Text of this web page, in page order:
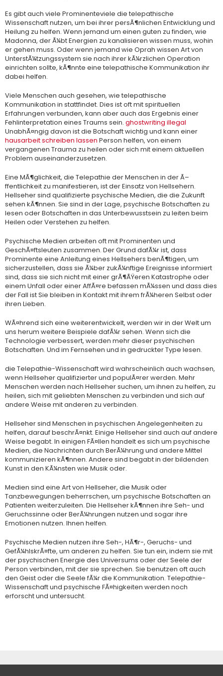
Es gibt auch viele Prominenteviele die telepathische
Wissenschaft nutzen, um bei ihrer persÃ¶nlichen Entwicklung und
Heilung zu helfen. Wenn jemand um einen guten zu finden, wie
Madonna, der Ã¼bt Energien zu kanalisieren wissen muss, wohin
er gehen muss. Oder wenn jemand wie Oprah wissen Art von
UnterstÃ¼tzungssystem sie nach ihrer kÃ¼rzlichen Operation
einrichten sollte, kÃ¶nnte eine telepathische Kommunikation ihr
dabei helfen.
Viele Menschen auch gesehen, wie telepathische
Kommunikation in stattfindet. Dies ist oft mit spirituellen
Erfahrungen verbunden, kann aber auch das Ergebnis einer
Fehlinterpretation eines Traums sein. ghostwriting illegal
UnabhÃ¤ngig davon ist die Botschaft wichtig und kann einer
hausarbeit schreiben lassen Person helfen, von einem
vergangenen Trauma zu heilen oder sich mit einem aktuellen
Problem auseinanderzusetzen.
Eine MÃ¶glichkeit, die Telepathie der Menschen in der Ã–
ffentlichkeit zu manifestieren, ist der Einsatz von Hellsehern.
Hellseher sind qualifizierte psychische Medien, die die Zukunft
sehen kÃ¶nnen. Sie sind in der Lage, psychische Botschaften zu
lesen oder Botschaften in das Unterbewusstsein zu leiten beim
Heilen oder Verstehen zu helfen.
Psychische Medien arbeiten oft mit Prominenten und
GeschÃ¤ftsleuten zusammen. Der Grund dafÃ¼r ist, dass
Prominente eine Anleitung eines Hellsehers benÃ¶tigen, um
sicherzustellen, dass sie Ã¼ber zukÃ¼nftige Ereignisse informiert
sind, dass sie sich nicht mit einer grÃ¶ÃŸeren Katastrophe oder
einem Unfall oder einer AffÃ¤re befassen mÃ¼ssen und dass dies
der Fall ist Sie bleiben in Kontakt mit ihrem frÃ¼heren Selbst oder
ihren Lieben.
WÃ¤hrend sich eine weiterentwickelt, werden wir in der Welt um
uns herum weitere Beispiele dafÃ¼r sehen. Wenn sich die
Technologie verbessert, werden mehr dieser psychischen
Botschaften. Und im Fernsehen und in gedruckter Type lesen.
die Telepathie-Wissenschaft wird wahrscheinlich auch wachsen,
wenn Hellseher qualifizierter und populÃ¤rer werden. Mehr
Menschen werden nach Hellseher suchen, um ihnen zu helfen, zu
heilen, sich mit geliebten Menschen zu verbinden und sich auf
andere Weise mit anderen zu verbinden.
Hellseher sind Menschen in psychischen Angelegenheiten zu
helfen, darauf beschrÃ¤nkt. Einige Hellseher sind auch auf andere
Weise begabt. In einigen FÃ¤llen handelt es sich um psychische
Medien, die Nachrichten durch BerÃ¼hrung und andere Mittel
kommunizieren kÃ¶nnen. Andere sind begabt in der bildenden
Kunst in den KÃ¼nsten wie Musik oder.
Medien sind eine Art von Hellseher, die Musik oder
Tanzbewegungen beherrschen, um psychische Botschaften an
Patienten weiterzuleiten. Die Hellseher kÃ¶nnen ihre Seh- und
Geruchssinne oder BerÃ¼hrungen nutzen und sogar ihre
Emotionen nutzen. Ihnen helfen.
Psychische Medien nutzen ihre Seh-, HÃ¶r-, Geruchs- und
GefÃ¼hlskrÃ¤fte, um anderen zu helfen. Sie tun ein, indem sie mit
der psychischen Energie des Universums oder der Seele der
Person verbinden, mit der sie sprechen. Sie benutzen oft auch
den Geist oder die Seele fÃ¼r die Kommunikation. Telepathie-
Wissenschaft und psychische FÃ¤higkeiten werden noch
erforscht und untersucht.